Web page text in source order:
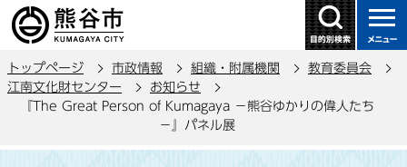
の
ー
先
トップページ 市政情報 組織・附属機関
教育委員会
江南文化財センター
お知らせ
『The Great Person of Kumagaya －熊谷ゆかりの偉人たち
－』パネル展